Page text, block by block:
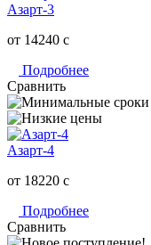
Азарт-3
от 14240 c
Подробнее
Сравнить
Азарт-4
от 18220 c
Подробнее
Сравнить